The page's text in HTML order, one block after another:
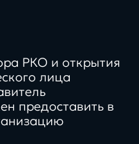
РКО и открытия
лица
предоставить в